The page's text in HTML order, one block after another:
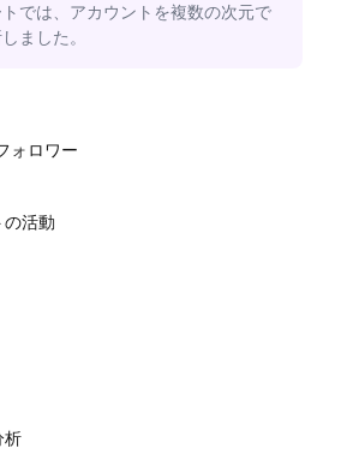
では、アカウントを複数の次元で
ました。
ォロワー
の活動
析